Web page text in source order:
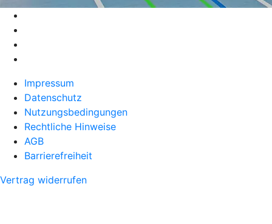
Impressum
Datenschutz
Nutzungsbedingungen
Rechtliche Hinweise
AGB
Barrierefreiheit
Vertrag widerrufen